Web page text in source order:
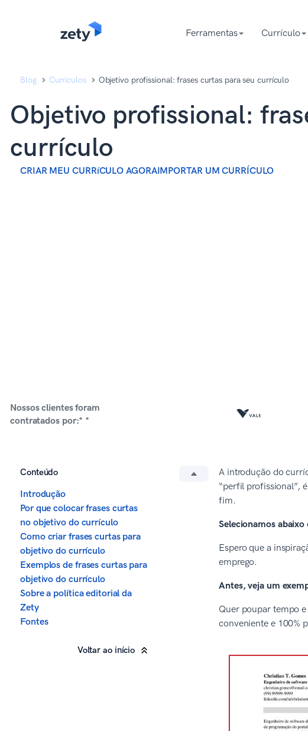
Ferramentas Currículo
Blog Currículos Objetivo profissional: frases curtas para seu currículo
Objetivo profissional:
currículo
CRIAR MEU CURRíCULO AGORAIMPORTAR UM CURRÍCULO
Nossos clientes foram
contratados por:* *
Conteúdo
Introdução
Por que colocar frases curtas
no objetivo do currículo
Como criar frases curtas para
objetivo do currículo
Exemplos de frases curtas para
objetivo do currículo
Sobre a política editorial da
Zety
Fontes
Voltar ao início
A introdução do
“perfil profissional”,
fim.
Selecionamos
Espero que a
emprego.
Antes, veja um
Quer poupar tempo
conveniente e 100%